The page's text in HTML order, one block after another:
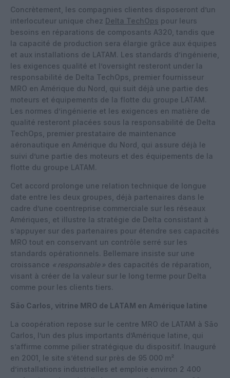
Concrètement, les compagnies clientes disposeront d’un
interlocuteur unique chez Delta TechOps pour leurs
besoins en réparations de composants A320, tandis que
la capacité de production sera élargie grâce aux équipes
et aux installations de LATAM. Les standards d’ingénierie,
les exigences qualité et l’oversight resteront under la
responsabilité de Delta TechOps, premier fournisseur
MRO en Amérique du Nord, qui suit déjà une partie des
moteurs et équipements de la flotte du groupe LATAM.
Les normes d’ingénierie et les exigences en matière de
qualité resteront placées sous la responsabilité de Delta
TechOps, premier prestataire de maintenance
aéronautique en Amérique du Nord, qui assure déjà le
suivi d’une partie des moteurs et des équipements de la
flotte du groupe LATAM.
Cet accord prolonge une relation technique de longue
date entre les deux groupes, déjà partenaires dans le
cadre d’une coentreprise commerciale sur les réseaux
Amériques, et illustre la stratégie de Delta consistant à
s’appuyer sur des partenaires pour étendre ses capacités
MRO tout en conservant un contrôle serré sur les
standards opérationnels. Bellemare insiste sur une
croissance « responsable » des capacités de réparation,
visant à créer de la valeur sur le long terme pour Delta
comme pour les clients tiers.
São Carlos, vitrine MRO de LATAM en Amérique latine
La coopération repose sur le centre MRO de LATAM à São
Carlos, l’un des plus importants d’Amérique latine, qui
s’affirme comme pilier stratégique du dispositif. Inauguré
en 2001, le site s’étend sur près de 95 000 m²
d’installations industrielles et emploie environ 2 400